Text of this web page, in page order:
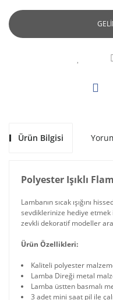
Ürün Bilgisi
Polyester Işıklı
Lambanın sıcak ışığını
sevdiklerinize hediye
zevkli dekoratif modeller
Ürün Özellikleri:
Kaliteli polyester
Lamba Direği metal
Lamba üstten basmalı
3 adet mini saat pil ile